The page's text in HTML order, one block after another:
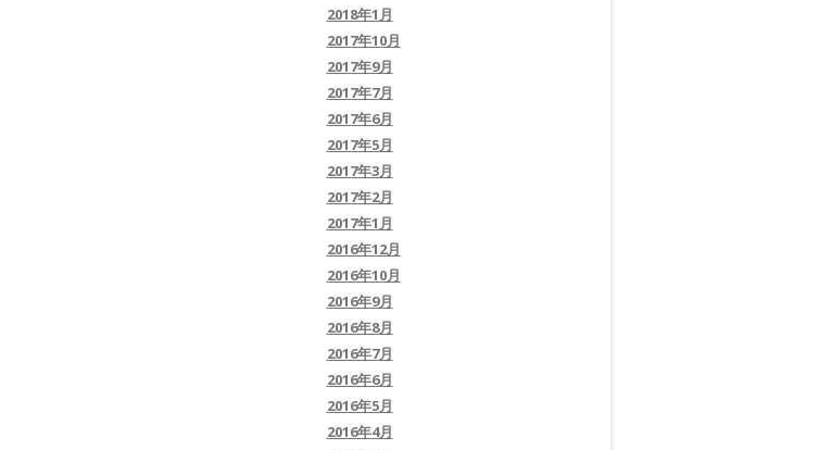
2018年1月
2017年10月
2017年9月
2017年7月
2017年6月
2017年5月
2017年3月
2017年2月
2017年1月
2016年12月
2016年10月
2016年9月
2016年8月
2016年7月
2016年6月
2016年5月
2016年4月